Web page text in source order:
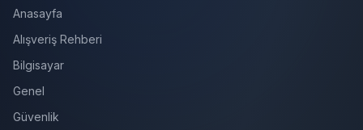
Anasayfa
Alışveriş Rehberi
Bilgisayar
Genel
Güvenlik